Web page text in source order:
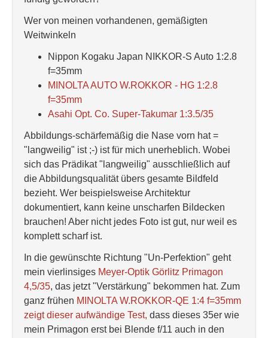
Wer von meinen vorhandenen, gemäßigten
Weitwinkeln
Nippon Kogaku Japan NIKKOR-S Auto 1:2.8
f=35mm
MINOLTA AUTO W.ROKKOR - HG 1:2.8
f=35mm
Asahi Opt. Co. Super-Takumar 1:3.5/35
Abbildungs-schärfemäßig die Nase vorn hat =
"langweilig" ist ;-) ist für mich unerheblich. Wobei
sich das Prädikat "langweilig" ausschließlich auf
die Abbildungsqualität übers gesamte Bildfeld
bezieht. Wer beispielsweise Architektur
dokumentiert, kann keine unscharfen Bildecken
brauchen! Aber nicht jedes Foto ist gut, nur weil es
komplett scharf ist.
In die gewünschte Richtung "Un-Perfektion" geht
mein vierlinsiges Meyer-Optik Görlitz Primagon
4,5/35, das jetzt "Verstärkung" bekommen hat. Zum
ganz frühen MINOLTA W.ROKKOR-QE 1:4 f=35mm
zeigt dieser aufwändige Test, dass dieses 35er wie
mein Primagon erst bei Blende f/11 auch in den